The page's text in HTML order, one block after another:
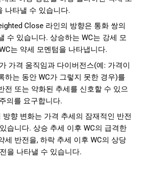
나타낼 수 있습니다.
Close 라인의 방향은 통화 쌍의
수 있습니다. 상승하는 WC는 강세 모
는 약세 모멘텀을 나타냅니다.
가격 움직임과 다이버전스(예: 가격이
하는 동안 WC가 그렇지 못한 경우)를
전 또는 약화된 추세를 신호할 수 있으
의를 요구합니다.
방향 변화는 가격 추세의 잠재적인 반전
습니다. 상승 추세 이후 WC의 급격한
세 반전을, 하락 추세 이후 WC의 상당
을 나타낼 수 있습니다.